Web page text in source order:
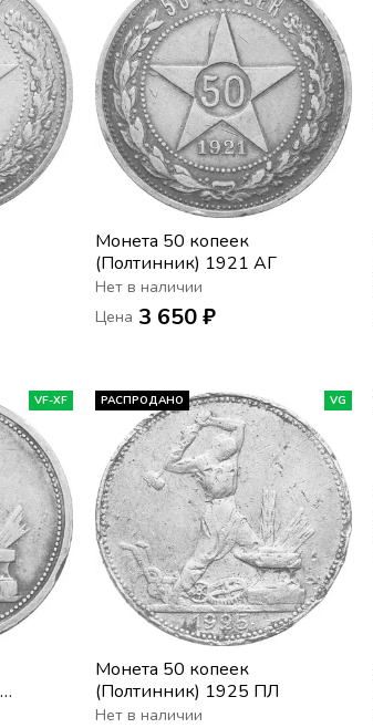
Монета 50 копеек
(Полтинник) 1921 АГ
Нет в наличии
Цена 3 650 ₽
VF-XF РАСПРОДАНО VG
Монета 50 копеек
(Полтинник) 1925 ПЛ
Нет в наличии